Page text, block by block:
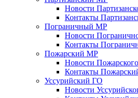
Новости
Контакты
Пограничный МР
Новости
Контакты
Пожарский МР
Новости
Контакты
Уссурийский ГО
Новости